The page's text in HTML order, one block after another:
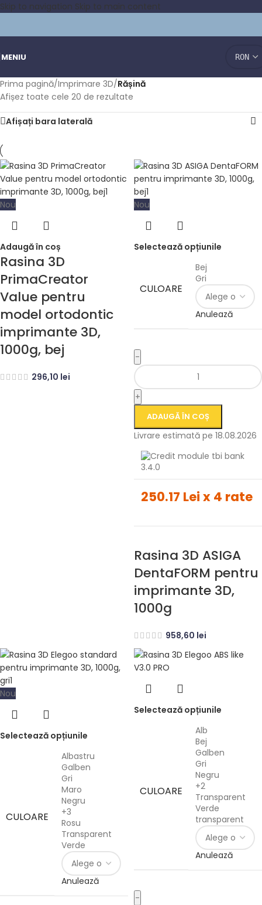
Skip to navigation Skip to main content
MENIU
Prima pagină/Imprimare 3D/Rășină
Afișez toate cele 20 de rezultate
Afișați bara laterală
Nou
Adaugă în coș
Rasina 3D
PrimaCreator
Value pentru
model ortodontic
imprimante 3D,
1000g, bej
296,10 lei
Nou
Selectează opțiunile
CULOARE
Bej
Gri
Anulează
-
+
ADAUGĂ ÎN COȘ
Livrare estimată pe 18.08.2026
250.17 Lei x 4 rate
Rasina 3D ASIGA
DentaFORM pentru
imprimante 3D,
1000g
958,60 lei
Nou
Selectează opțiunile
CULOARE
Albastru
Galben
Gri
Maro
Negru
+3
Rosu
Transparent
Verde
Anulează
Selectează opțiunile
CULOARE
Alb
Bej
Galben
Gri
Negru
+2
Transparent
Verde
transparent
Anulează
-